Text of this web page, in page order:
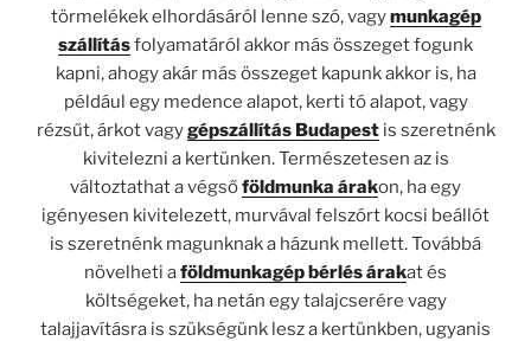
törmelékek elhordásáról lenne szó, vagymunkagép
szállításfolyamatáról akkor más összeget fogunk
kapni, ahogy akár más összeget kapunk akkor is, ha
például egy medence alapot, kerti tó alapot, vagy
rézsűt, árkot vagygépszállítás Budapestis szeretnénk
kivitelezni a kertünken. Természetesen az is
változtathat a végsőföldmunka árakon, ha egy
igényesen kivitelezett, murvával felszórt kocsi beállót
is szeretnénk magunknak a házunk mellett. Továbbá
növelheti aföldmunkagép bérlés árakat és
költségeket, ha netán egy talajcserére vagy
talajjavításra is szükségünk lesz a kertünkben, ugyanis